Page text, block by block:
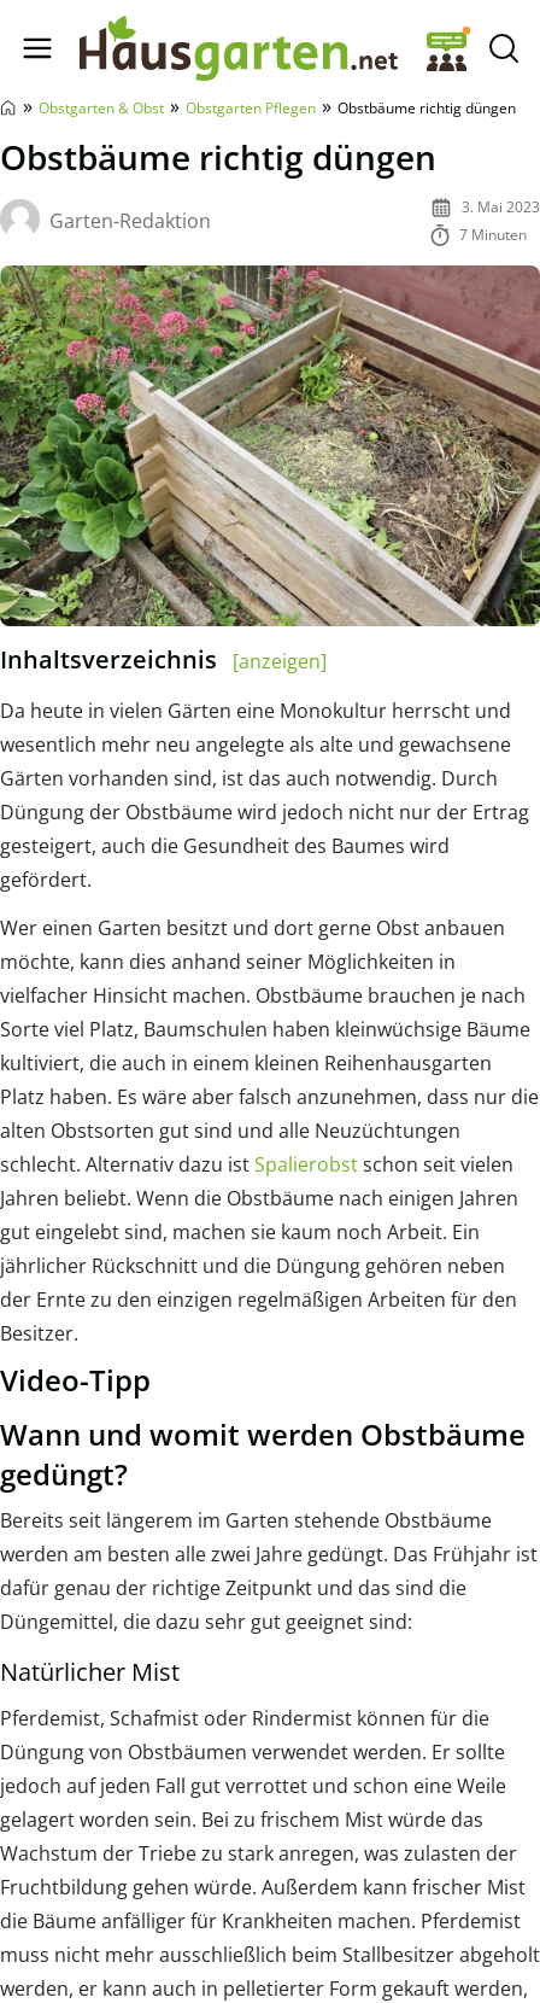
Hausgarten.net
» Obstgarten & Obst » Obstgarten Pflegen » Obstbäume richtig düngen
Obstbäume richtig düngen
Garten-Redaktion
3. Mai 2023
7 Minuten
Inhaltsverzeichnis
[anzeigen]
Da heute in vielen Gärten eine Monokultur herrscht und
wesentlich mehr neu angelegte als alte und gewachsene
Gärten vorhanden sind, ist das auch notwendig. Durch
Düngung der Obstbäume wird jedoch nicht nur der Ertrag
gesteigert, auch die Gesundheit des Baumes wird
gefördert.
Wer einen Garten besitzt und dort gerne Obst anbauen
möchte, kann dies anhand seiner Möglichkeiten in
vielfacher Hinsicht machen. Obstbäume brauchen je nach
Sorte viel Platz, Baumschulen haben kleinwüchsige Bäume
kultiviert, die auch in einem kleinen Reihenhausgarten
Platz haben. Es wäre aber falsch anzunehmen, dass nur die
alten Obstsorten gut sind und alle Neuzüchtungen
schlecht. Alternativ dazu istSpalierobstschon seit vielen
Jahren beliebt. Wenn die Obstbäume nach einigen Jahren
gut eingelebt sind, machen sie kaum noch Arbeit. Ein
jährlicher Rückschnitt und die Düngung gehören neben
der Ernte zu den einzigen regelmäßigen Arbeiten für den
Besitzer.
Video-Tipp
Wann und womit werden Obstbäume
gedüngt?
Bereits seit längerem im Garten stehende Obstbäume
werden am besten alle zwei Jahre gedüngt. Das Frühjahr ist
dafür genau der richtige Zeitpunkt und das sind die
Düngemittel, die dazu sehr gut geeignet sind:
Natürlicher Mist
Pferdemist, Schafmist oder Rindermist können für die
Düngung von Obstbäumen verwendet werden. Er sollte
jedoch auf jeden Fall gut verrottet und schon eine Weile
gelagert worden sein. Bei zu frischem Mist würde das
Wachstum der Triebe zu stark anregen, was zulasten der
Fruchtbildung gehen würde. Außerdem kann frischer Mist
die Bäume anfälliger für Krankheiten machen. Pferdemist
muss nicht mehr ausschließlich beim Stallbesitzer abgeholt
werden, er kann auch in pelletierter Form gekauft werden,